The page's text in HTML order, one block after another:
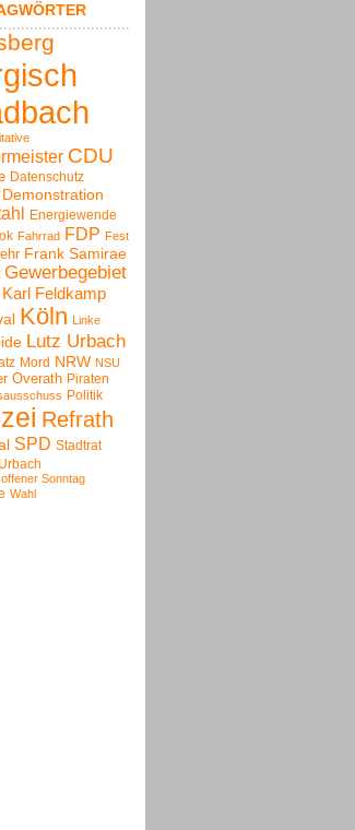
CDU
Datenschutz
Demonstration
Energiewende
Fahrrad FDP Fest
Frank Samirae
Gewerbegebiet
Karl Feldkamp
Köln Linke
Lutz Urbach
Mord NRW NSU
Overath Piraten
Politik
Refrath
SPD Stadtrat
Urbach
Sonntag
Wahl